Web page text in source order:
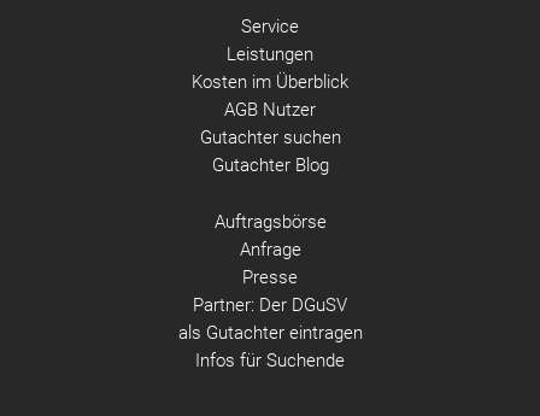
Service
Leistungen
Kosten im Überblick
AGB Nutzer
Gutachter suchen
Gutachter Blog
Auftragsbörse
Anfrage
Presse
Partner: Der DGuSV
als Gutachter eintragen
Infos für Suchende